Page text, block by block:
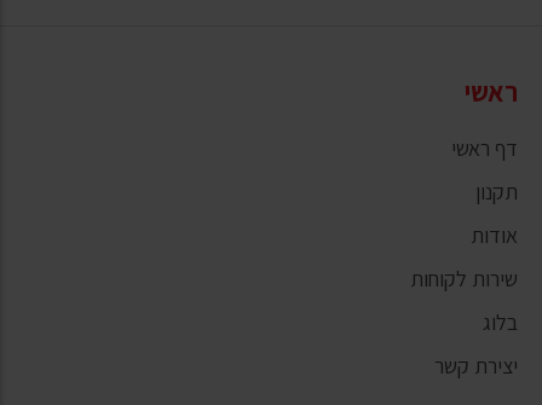
ראשי
דף ראשי
תקנון
אודות
שירות לקוחות
בלוג
יצירת קשר